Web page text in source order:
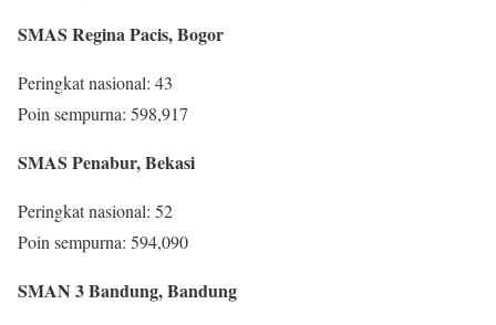
SMAS Regina Pacis, Bogor
Peringkat nasional: 43
Poin sempurna: 598,917
SMAS Penabur, Bekasi
Peringkat nasional: 52
Poin sempurna: 594,090
SMAN 3 Bandung, Bandung